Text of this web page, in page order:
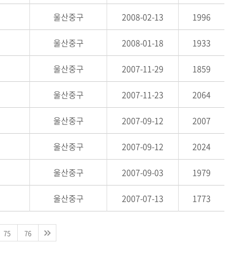
울산중구 2008-02-13 1996
울산중구 2008-01-18 1933
울산중구 2007-11-29 1859
울산중구 2007-11-23 2064
울산중구 2007-09-12 2007
울산중구 2007-09-12 2024
울산중구 2007-09-03 1979
울산중구 2007-07-13 1773
75 76